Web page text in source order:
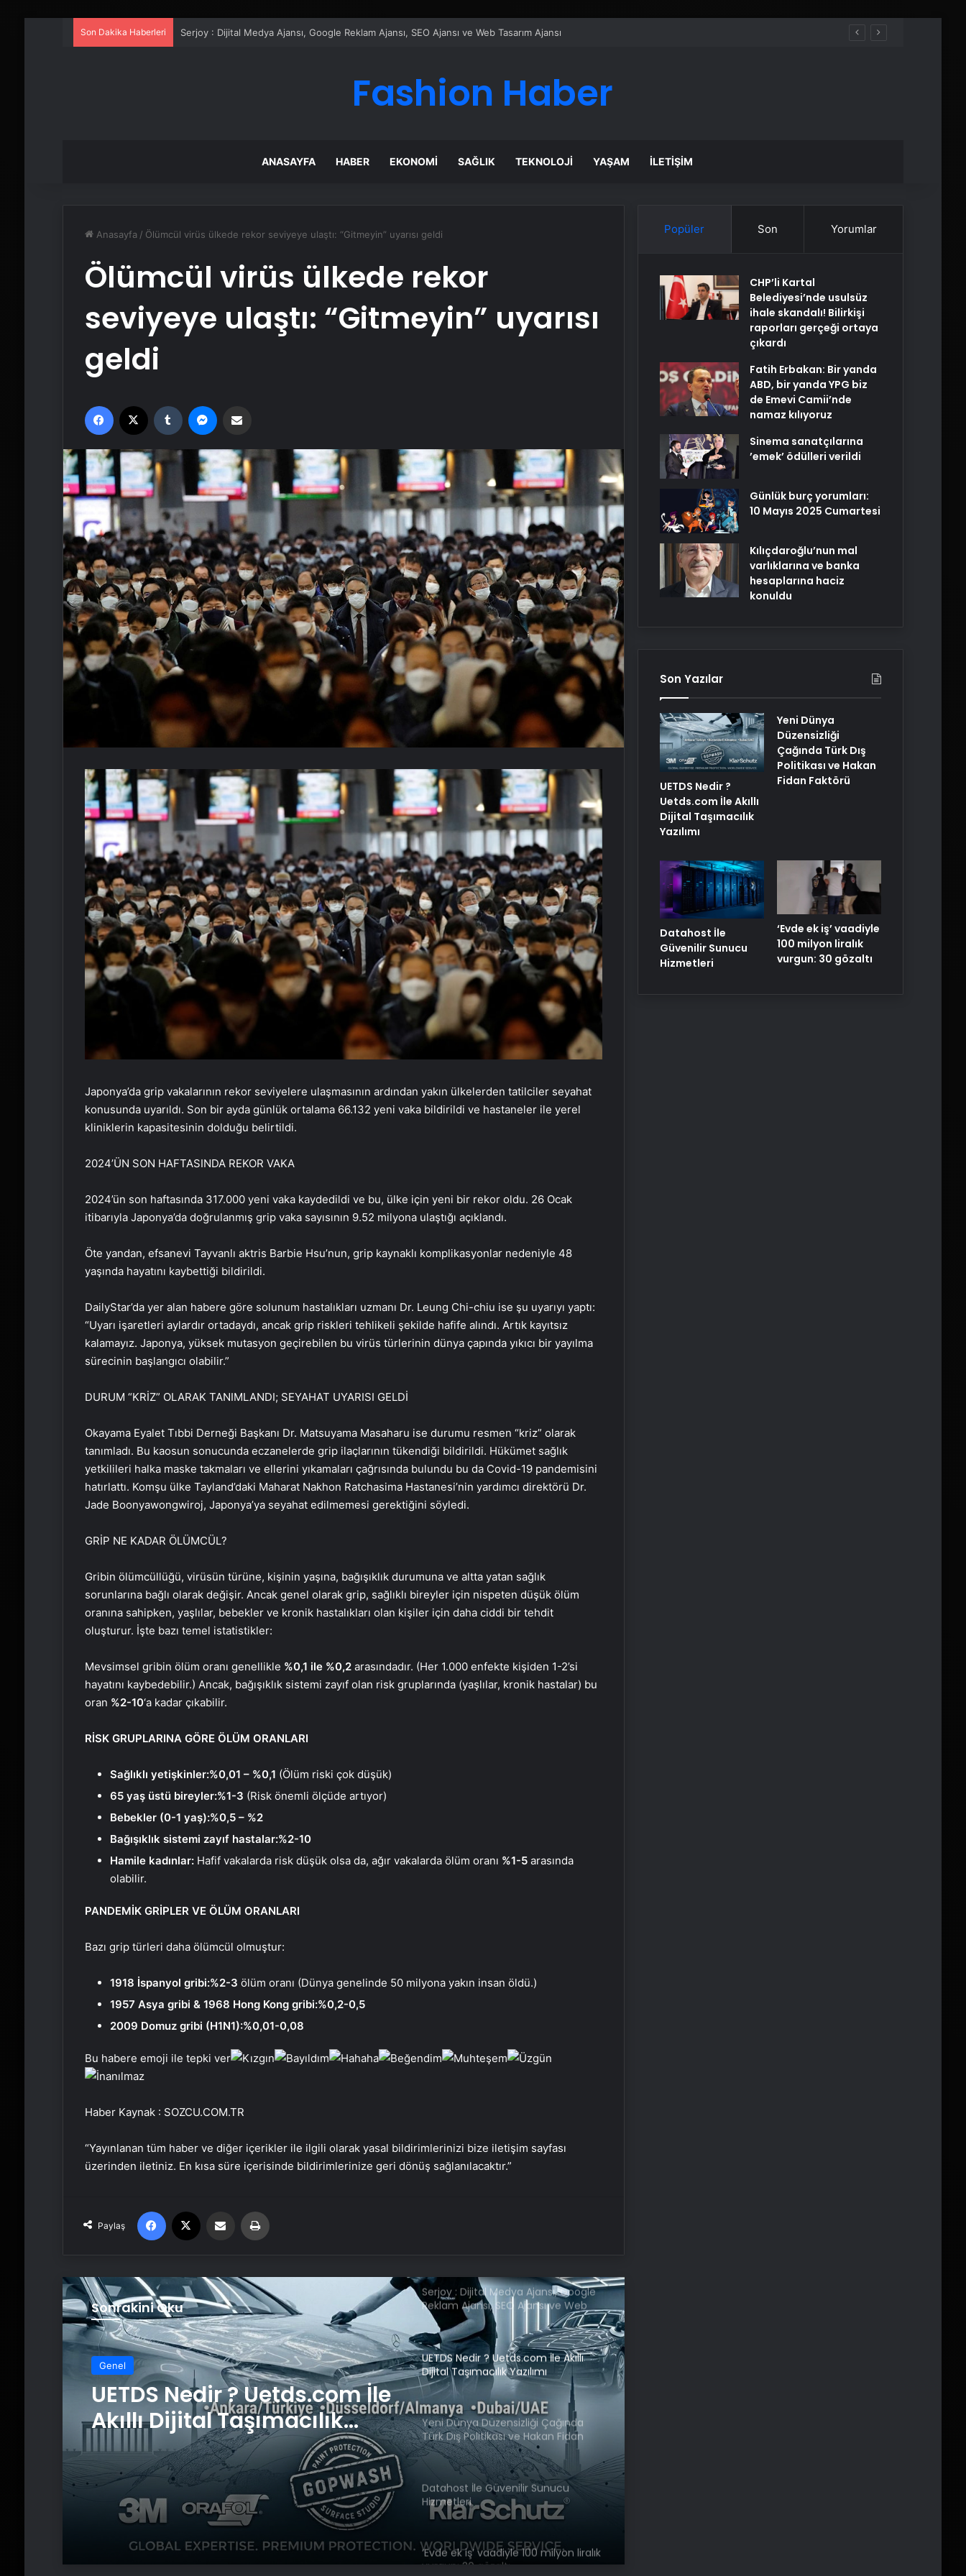
Son Dakika Haberleri UETDS Nedir ? Uetds.com İle Akıllı Dijital Taşımacılık Yazılımı
Fashion Haber
ANASAYFA HABER EKONOMI SAĞLIK TEKNOLOJI YAŞAM İLETIŞIM
Anasayfa / Ölümcül virüs ülkede rekor seviyeye ulaştı: “Gitmeyin” uyarısı geldi
Ölümcül virüs ülkede rekor
seviyeye ulaştı: “Gitmeyin” uyarısı
geldi
Facebook Tumblr
Japonya’da grip vakalarının rekor seviyelere ulaşmasının ardından yakın ülkelerden tatilciler seyahat
konusunda uyarıldı. Son bir ayda günlük ortalama 66.132 yeni vaka bildirildi ve hastaneler ile yerel
kliniklerin kapasitesinin dolduğu belirtildi.
2024’ÜN SON HAFTASINDA REKOR VAKA
2024’ün son haftasında 317.000 yeni vaka kaydedildi ve bu, ülke için yeni bir rekor oldu. 26 Ocak
itibarıyla Japonya’da doğrulanmış grip vaka sayısının 9.52 milyona ulaştığı açıklandı.
Öte yandan, efsanevi Tayvanlı aktris Barbie Hsu’nun, grip kaynaklı komplikasyonlar nedeniyle 48
yaşında hayatını kaybettiği bildirildi.
DailyStar’da yer alan habere göre solunum hastalıkları uzmanı Dr. Leung Chi-chiu ise şu uyarıyı yaptı:
“Uyarı işaretleri aylardır ortadaydı, ancak grip riskleri tehlikeli şekilde hafife alındı. Artık kayıtsız
kalamayız. Japonya, yüksek mutasyon geçirebilen bu virüs türlerinin dünya çapında yıkıcı bir yayılma
sürecinin başlangıcı olabilir.”
DURUM “KRİZ” OLARAK TANIMLANDI; SEYAHAT UYARISI GELDİ
Okayama Eyalet Tıbbi Derneği Başkanı Dr. Matsuyama Masaharu ise durumu resmen “kriz” olarak
tanımladı. Bu kaosun sonucunda eczanelerde grip ilaçlarının tükendiği bildirildi. Hükümet sağlık
yetkilileri halka maske takmaları ve ellerini yıkamaları çağrısında bulundu bu da Covid-19 pandemisini
hatırlattı. Komşu ülke Tayland’daki Maharat Nakhon Ratchasima Hastanesi’nin yardımcı direktörü Dr.
Jade Boonyawongwiroj, Japonya’ya seyahat edilmemesi gerektiğini söyledi.
GRİP NE KADAR ÖLÜMCÜL?
Gribin ölümcüllüğü, virüsün türüne, kişinin yaşına, bağışıklık durumuna ve altta yatan sağlık
sorunlarına bağlı olarak değişir. Ancak genel olarak grip, sağlıklı bireyler için nispeten düşük ölüm
oranına sahipken, yaşlılar, bebekler ve kronik hastalıkları olan kişiler için daha ciddi bir tehdit
oluşturur. İşte bazı temel istatistikler:
Mevsimsel gribin ölüm oranı genellikle %0,1 ile %0,2arasındadır. (Her 1.000 enfekte kişiden 1-2’si
hayatını kaybedebilir.) Ancak, bağışıklık sistemi zayıf olan risk gruplarında (yaşlılar, kronik hastalar) bu
oran %2-10‘a kadar çıkabilir.
RİSK GRUPLARINA GÖRE ÖLÜM ORANLARI
Sağlıklı yetişkinler:%0,01 – %0,1 (Ölüm riski çok düşük)
65 yaş üstü bireyler:%1-3 (Risk önemli ölçüde artıyor)
Bebekler (0-1 yaş):%0,5 – %2
Bağışıklık sistemi zayıf hastalar:%2-10
Hamile kadınlar:Hafif vakalarda risk düşük olsa da, ağır vakalarda ölüm oranı %1-5arasında
olabilir.
PANDEMİK GRİPLER VE ÖLÜM ORANLARI
Bazı grip türleri daha ölümcül olmuştur:
1918 İspanyol gribi:%2-3 ölüm oranı (Dünya genelinde 50 milyona yakın insan öldü.)
1957 Asya gribi & 1968 Hong Kong gribi:%0,2-0,5
2009 Domuz gribi (H1N1):%0,01-0,08
Bu habere emoji ile tepki ver
Haber Kaynak : SOZCU.COM.TR
“Yayınlanan tüm haber ve diğer içerikler ile ilgili olarak yasal bildirimlerinizi bize iletişim sayfası
üzerinden iletiniz. En kısa süre içerisinde bildirimlerinize geri dönüş sağlanılacaktır.”
Paylaş
Facebook Email'den paylaş
Sonrakini Oku
Genel
UETDS Nedir ? Uetds.com İle
Akıllı Dijital Taşımacılık
Yazılımı
Engelliler görüşülecekti, yeter sayısı
kurduğumuz kader ortaklığı
Boşanma aşamasındaydı… Damat
dehşeti!
Serjoy : Dijital Medya Ajansı, Google
Reklam Ajansı, SEO Ajansı ve Web
Tasarım Ajansı
UETDS Nedir ? Uetds.com İle Akıllı
Dijital Taşımacılık Yazılımı
Yeni Dünya Düzensizliği Çağında
Türk Dış Politikası ve Hakan Fidan
Faktörü
Datahost İle Güvenilir Sunucu
Hizmetleri
‘Evde ek iş’ vaadiyle 100 milyon liralık
vurgun: 30 gözaltı
Popüler Son Yorumlar
CHP’li Kartal
Belediyesi’nde usulsüz
ihale skandalı! Bilirkişi
raporları gerçeği ortaya
çıkardı
Fatih Erbakan: Bir yanda
ABD, bir yanda YPG biz
de Emevi Camii’nde
namaz kılıyoruz
Sinema sanatçılarına
’emek’ ödülleri verildi
Günlük burç yorumları:
10 Mayıs 2025 Cumartesi
Kılıçdaroğlu’nun mal
varlıklarına ve banka
hesaplarına haciz
konuldu
Son Yazılar
UETDS Nedir ?
Uetds.com İle Akıllı
Dijital Taşımacılık
Yazılımı
Yeni Dünya
Düzensizliği
Çağında Türk Dış
Politikası ve Hakan
Fidan Faktörü
Datahost İle
Güvenilir Sunucu
Hizmetleri
‘Evde ek iş’ vaadiyle
100 milyon liralık
vurgun: 30 gözaltı